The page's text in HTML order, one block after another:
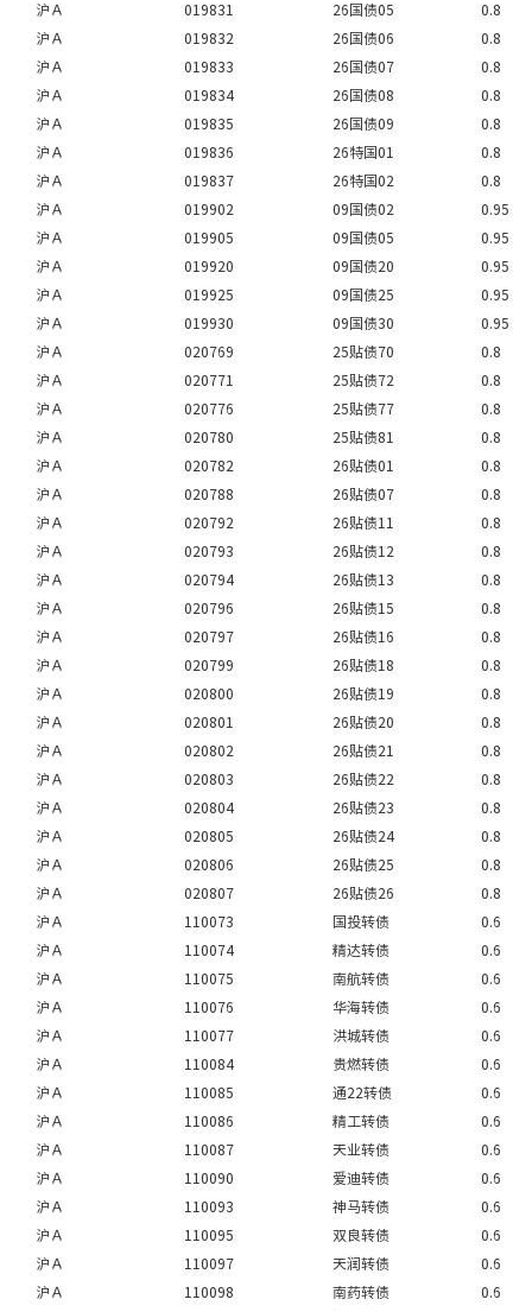
沪Ａ
019831 26国债05
0.8
沪Ａ
019832 26国债06
0.8
沪Ａ
019833 26国债07
0.8
沪Ａ
019834 26国债08
0.8
沪Ａ
019835 26国债09
0.8
沪Ａ
019836 26特国01
0.8
沪Ａ
019837 26特国02
0.8
沪Ａ
019902 09国债02
0.95
沪Ａ
019905 09国债05
0.95
沪Ａ
019920 09国债20
0.95
沪Ａ
019925 09国债25
0.95
沪Ａ
019930 09国债30
0.95
沪Ａ
020769 25贴债70
0.8
沪Ａ
020771 25贴债72
0.8
沪Ａ
020776 25贴债77
0.8
沪Ａ
020780 25贴债81
0.8
沪Ａ
020782 26贴债01
0.8
沪Ａ
020788 26贴债07
0.8
沪Ａ
020792 26贴债11
0.8
沪Ａ
020793 26贴债12
0.8
沪Ａ
020794 26贴债13
0.8
沪Ａ
020796 26贴债15
0.8
沪Ａ
020797 26贴债16
0.8
沪Ａ
020799 26贴债18
0.8
沪Ａ
020800 26贴债19
0.8
沪Ａ
020801 26贴债20
0.8
沪Ａ
020802 26贴债21
0.8
沪Ａ
020803 26贴债22
0.8
沪Ａ
020804 26贴债23
0.8
沪Ａ
020805 26贴债24
0.8
沪Ａ
020806 26贴债25
0.8
沪Ａ
020807 26贴债26
0.8
沪Ａ
110073 国投转债
0.6
沪Ａ
110074 精达转债
0.6
沪Ａ
110075 南航转债
0.6
沪Ａ
110076 华海转债
0.6
沪Ａ
110077 洪城转债
0.6
沪Ａ
110084 贵燃转债
0.6
沪Ａ
110085 通22转债
0.6
沪Ａ
110086 精工转债
0.6
沪Ａ
110087 天业转债
0.6
沪Ａ
110090 爱迪转债
0.6
沪Ａ
110093 神马转债
0.6
沪Ａ
110095 双良转债
0.6
沪Ａ
110097 天润转债
0.6
沪Ａ
110098 南药转债
0.6